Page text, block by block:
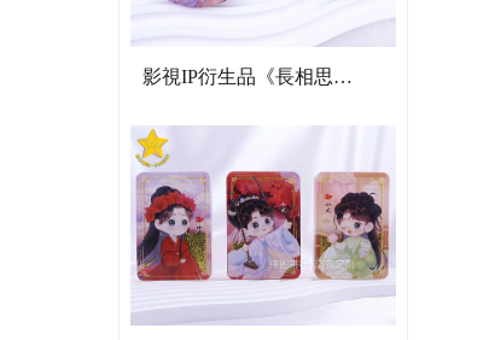
影視IP衍生品《長相思》雙閃吧唧